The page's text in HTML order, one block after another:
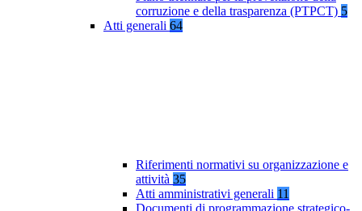
corruzione e della trasparenza (PTPCT) 5
Atti generali 64
Riferimenti normativi su organizzazione e
attività 35
Atti amministrativi generali 11